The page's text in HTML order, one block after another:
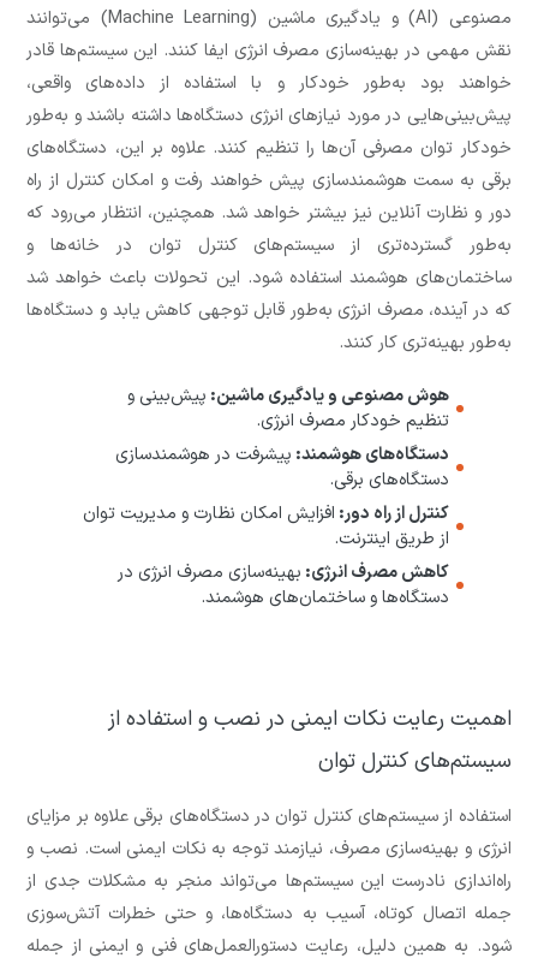
مصنوعی (AI) و یادگیری ماشین (Machine Learning) می‌توانند
نقش مهمی در بهینه‌سازی مصرف انرژی ایفا کنند. این سیستم‌ها قادر
خواهند بود به‌طور خودکار و با استفاده از داده‌های واقعی،
پیش‌بینی‌هایی در مورد نیازهای انرژی دستگاه‌ها داشته باشند و به‌طور
خودکار توان مصرفی آن‌ها را تنظیم کنند. علاوه بر این، دستگاه‌های
برقی به سمت هوشمندسازی پیش خواهند رفت و امکان کنترل از راه
دور و نظارت آنلاین نیز بیشتر خواهد شد. همچنین، انتظار می‌رود که
به‌طور گسترده‌تری از سیستم‌های کنترل توان در خانه‌ها و
ساختمان‌های هوشمند استفاده شود. این تحولات باعث خواهد شد
که در آینده، مصرف انرژی به‌طور قابل توجهی کاهش یابد و دستگاه‌ها
به‌طور بهینه‌تری کار کنند.
هوش مصنوعی و یادگیری ماشین: پیش‌بینی و
تنظیم خودکار مصرف انرژی.
دستگاه‌های هوشمند: پیشرفت در هوشمندسازی
دستگاه‌های برقی.
کنترل از راه دور: افزایش امکان نظارت و مدیریت توان
از طریق اینترنت.
کاهش مصرف انرژی: بهینه‌سازی مصرف انرژی در
دستگاه‌ها و ساختمان‌های هوشمند.
اهمیت رعایت نکات ایمنی در نصب و استفاده از
سیستم‌های کنترل توان
استفاده از سیستم‌های کنترل توان در دستگاه‌های برقی علاوه بر مزایای
انرژی و بهینه‌سازی مصرف، نیازمند توجه به نکات ایمنی است. نصب و
راه‌اندازی نادرست این سیستم‌ها می‌تواند منجر به مشکلات جدی از
جمله اتصال کوتاه، آسیب به دستگاه‌ها، و حتی خطرات آتش‌سوزی
شود. به همین دلیل، رعایت دستورالعمل‌های فنی و ایمنی از جمله